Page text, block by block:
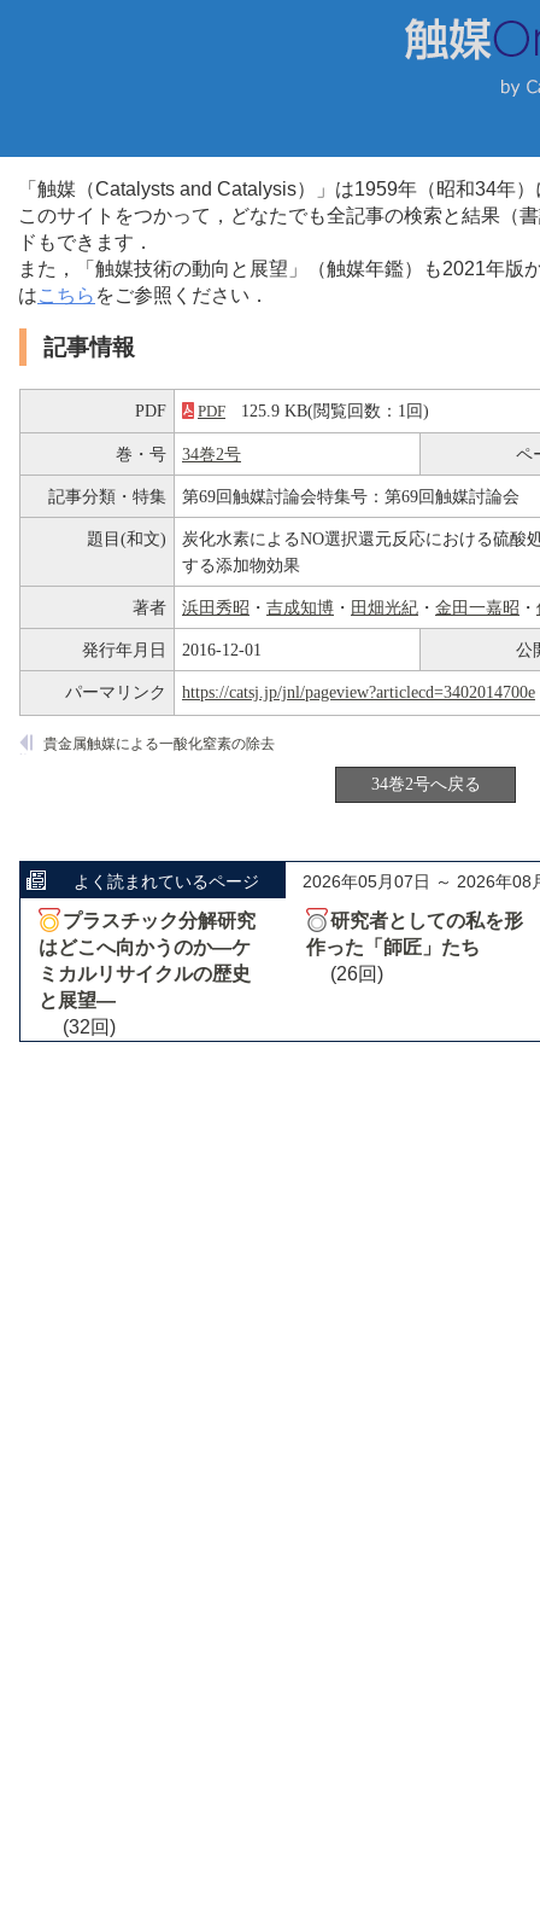
「触媒（Catalysts and Catalysis）」は1959年（昭和34年
このサイトをつかって，どなたでも全記事の検索と結果（
ドもできます．
また，「触媒技術の動向と展望」（触媒年鑑）も2021年
はこちら をご参照ください．
記事情報
PDF PDF 125.9 KB(閲覧回数：1回)
巻・号 34巻2号 ペ
記事分類・特集 第69回触媒討論会特集号：第69回触媒討論会
題目(和文)
炭化水素によるNO選択還元反応における硫酸
する添加物効果
著者 浜田秀昭 ・ 吉成知博 ・ 田畑光紀 ・ 金田一嘉昭 ・
発行年月日 2016-12-01 公
パーマリンク https://catsj.jp/jnl/pageview?articlecd=3402014700e
貴金属触媒による一酸化窒素の除去
34巻2号へ戻る
よく読まれているページ 2026年05月07日 ～ 2026年08
プラスチック分解研究
はどこへ向かうのか―ケ
ミカルリサイクルの歴史
と展望―
(32回)
研究者としての私を形
作った「師匠」たち
(26回)